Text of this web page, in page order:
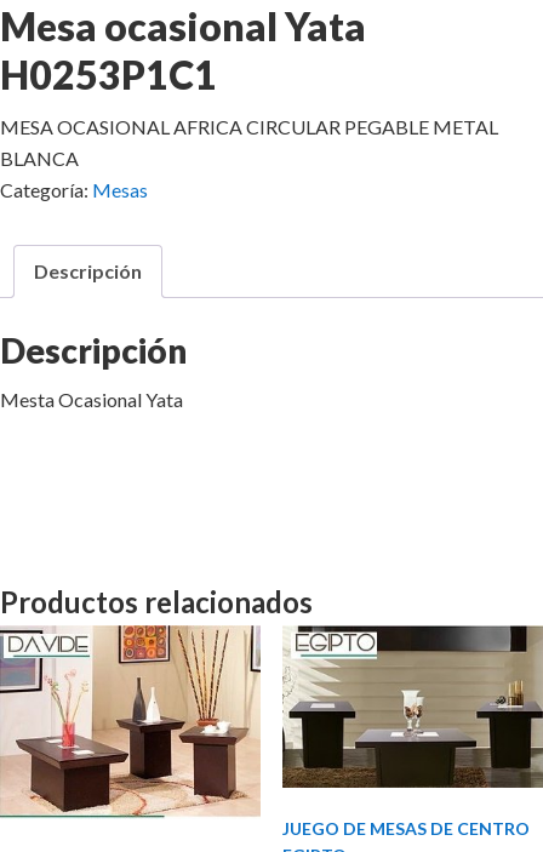
Mesa ocasional Yata
H0253P1C1
MESA OCASIONAL AFRICA CIRCULAR PEGABLE METAL
BLANCA
Categoría: Mesas
Descripción
Descripción
Mesta Ocasional Yata
Productos relacionados
JUEGO DE MESAS DE CENTRO